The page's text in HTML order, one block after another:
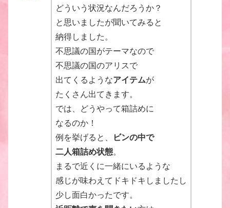
どういう状況なんだろうか？
と思いましたが聞いてみると
納得しました。
不思議の国がテーマなので
不思議の国のアリスで
出てくるようなアイテムが
たくさん出てきます。
では、どうやって箱詰めに
なるのか！
例を挙げると、
ビンの中で
二人箱詰め状態。
まるで近くに一緒にいるような
感じが味わえてドキドキしましたし
少し面白かったです。